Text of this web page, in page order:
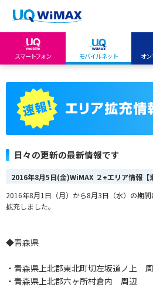
スマートフォン モバイルネット オ
My UQ mobile
UQ mobile
UQ WiMAX
UQ WiMAX
日々の更新の最新情報です
2016年8月5日(金)WiMAX ２+エリア情報【
2016年8月1日（月）から8月3日（水）の期
拡充しました。
◆青森県
・青森県上北郡東北町切左坂道ノ上
・青森県上北郡六ヶ所村倉内 周辺